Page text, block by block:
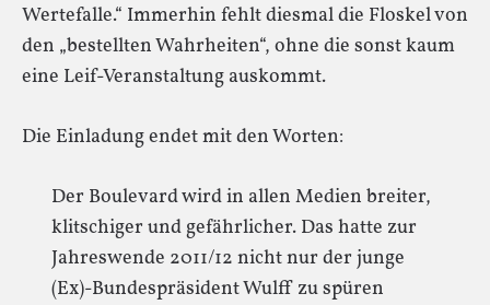
Wertefalle.“ Immerhin fehlt diesmal die Floskel von
den „bestellten Wahrheiten“, ohne die sonst kaum
eine Leif-Veranstaltung auskommt.
Die Einladung endet mit den Worten:
Der Boulevard wird in allen Medien breiter,
klitschiger und gefährlicher. Das hatte zur
Jahreswende 2011/12 nicht nur der junge
(Ex)-Bundespräsident Wulff zu spüren